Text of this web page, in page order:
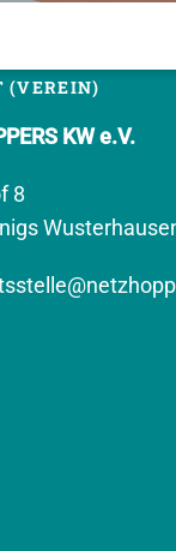
(VEREIN)
KW e.V.
8